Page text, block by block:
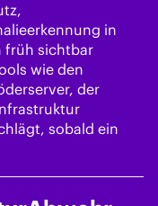
in
früh sichtbar
wie den
der
sobald ein